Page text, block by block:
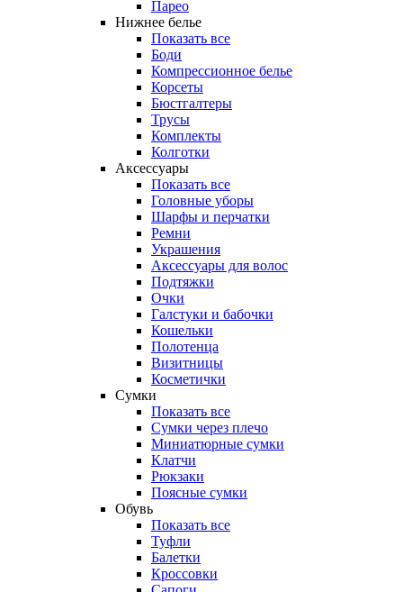
Парео
Нижнее белье
Показать все
Боди
Компрессионное белье
Корсеты
Бюстгалтеры
Трусы
Комплекты
Колготки
Аксессуары
Показать все
Головные уборы
Шарфы и перчатки
Ремни
Украшения
Аксессуары для волос
Подтяжки
Очки
Галстуки и бабочки
Кошельки
Полотенца
Визитницы
Косметички
Сумки
Показать все
Сумки через плечо
Миниатюрные cумки
Клатчи
Рюкзаки
Поясные сумки
Обувь
Показать все
Туфли
Балетки
Кроссовки